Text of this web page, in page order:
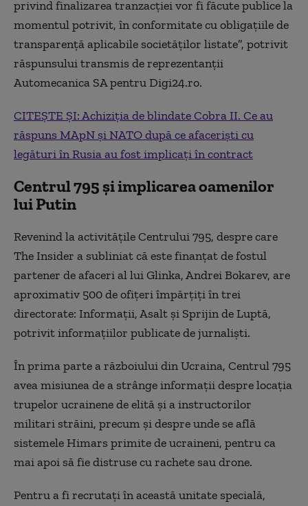
privind finalizarea tranzacției vor fi făcute publice la
momentul potrivit, în conformitate cu obligațiile de
transparență aplicabile societăților listate”, potrivit
răspunsului transmis de reprezentanții
Automecanica SA pentruDigi24.ro.
CITEȘTE ȘI: Achiziția de blindate Cobra II. Ce au
răspuns MApN și NATO după ce afaceriști cu
legături în Rusia au fost implicați în contract
Centrul 795 și implicarea oamenilor
lui Putin
Revenind la activitățile Centrului 795, despre care
The Insider a subliniat că este finanțat de fostul
partener de afaceri al lui Glinka, Andrei Bokarev, are
aproximativ 500 de ofițeri împărțiți în trei
directorate: Informații, Asalt și Sprijin de Luptă,
potrivit informațiilor publicate de jurnaliști.
În prima parte a războiului din Ucraina, Centrul 795
avea misiunea de a strânge informații despre locația
trupelor ucrainene de elită și a instructorilor
militari străini, precum și despre unde se află
sistemele Himars primite de ucraineni, pentru ca
mai apoi să fie distruse cu rachete sau drone.
Pentru a fi recrutați în această unitate specială,